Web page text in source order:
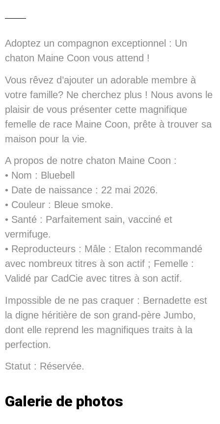
Adoptez un compagnon exceptionnel : Un
chaton Maine Coon vous attend !
Vous rêvez d’ajouter un adorable membre à
votre famille? Ne cherchez plus ! Nous avons le
plaisir de vous présenter cette magnifique
femelle de race Maine Coon, prête à trouver sa
maison pour la vie.
A propos de notre chaton Maine Coon :
• Nom : Bluebell
• Date de naissance : 22 mai 2026.
• Couleur : Bleue smoke.
• Santé : Parfaitement sain, vacciné et
vermifuge.
• Reproducteurs : Mâle : Etalon recommandé
avec nombreux titres à son actif ; Femelle :
Validé par CadCie avec titres à son actif.
Impossible de ne pas craquer : Bernadette est
la digne héritière de son grand-père Jumbo,
dont elle reprend les magnifiques traits à la
perfection.
Statut : Réservée.
Galerie de photos